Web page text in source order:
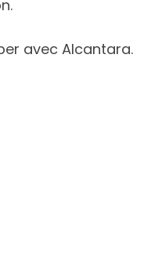
avec Alcantara.